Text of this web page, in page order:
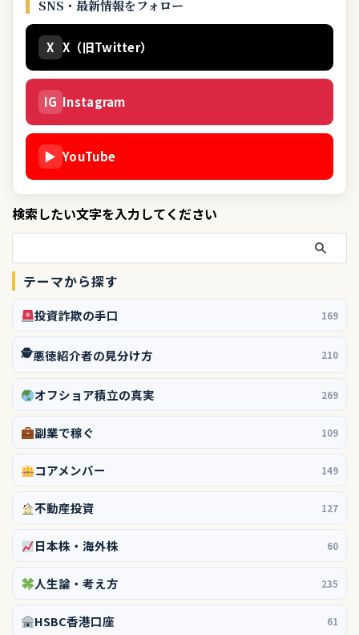
SNS・最新情報をフォロー
X X（旧Twitter）
IG Instagram
▶ YouTube
検索したい文字を入力してください
テーマから探す
投資詐欺の手口 169
🕵️悪徳紹介者の見分け方 210
オフショア積立の真実 269
副業で稼ぐ 109
コアメンバー 149
不動産投資 127
日本株・海外株 60
人生論・考え方 235
HSBC香港口座 61